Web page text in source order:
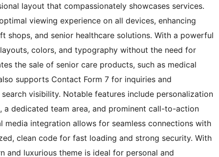
layout that compassionately showcases services.
viewing experience on all devices, enhancing
shops, and senior healthcare solutions. With a powerful
colors, and typography without the need for
the sale of senior care products, such as medical
supports Contact Form 7 for inquiries and
visibility. Notable features include personalization
dedicated team area, and prominent call-to-action
media integration allows for seamless connections with
clean code for fast loading and strong security. With
and luxurious theme is ideal for personal and